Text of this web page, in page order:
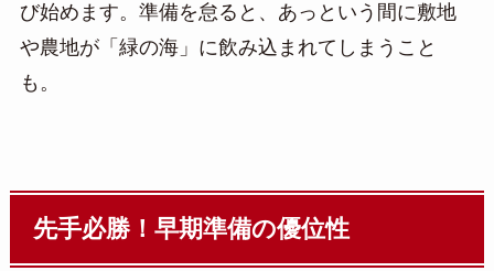
び始めます。準備を怠ると、あっという間に敷地
や農地が「緑の海」に飲み込まれてしまうこと
も。
先手必勝！早期準備の優位性